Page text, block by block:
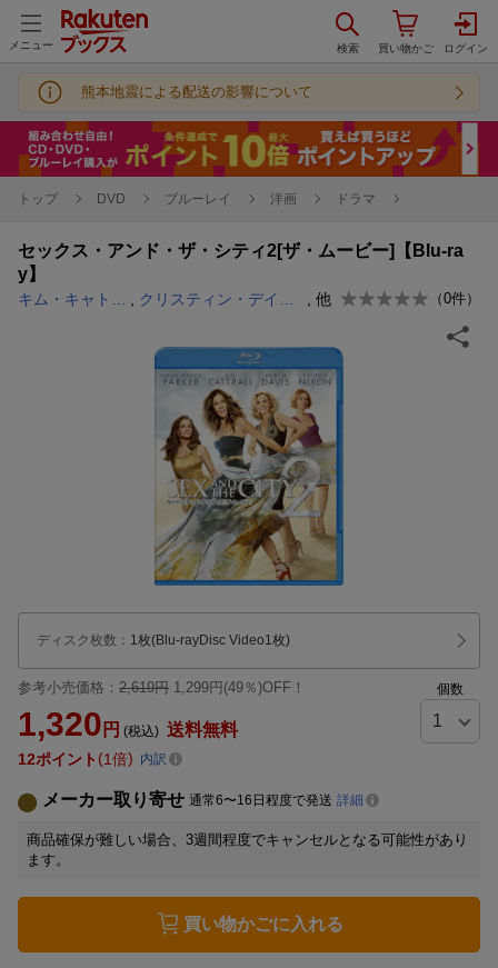
メニュー
熊本地震による配送の影響について
トップ DVD ブルーレイ 洋画 ドラマ
セックス・アンド・ザ・シティ2[ザ・ムービー]【Blu-ra
y】
, 他 （0件）
ディスク枚数 ： 1枚(Blu-rayDisc Video1枚)
参考小売価格： 2,619円 1,299円(49％)OFF！
1,320 円 (税込) 送料無料
個数
12ポイント 1倍 内訳
メーカー取り寄せ 通常6〜16日程度で発送 詳細
商品確保が難しい場合、3週間程度でキャンセルとなる可能性があり
ます。
買い物かごに入れる